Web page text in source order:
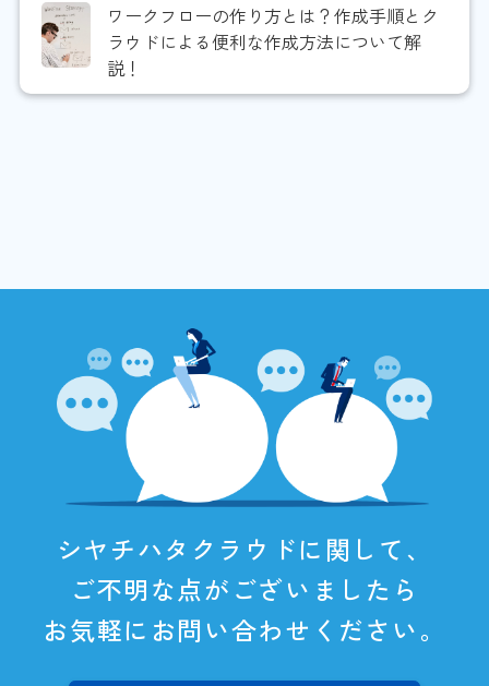
ワークフローの作り方とは？作成手順とク
ラウドによる便利な作成方法について解
説！
シヤチハタクラウドに関して、
ご不明な点がございましたら
お気軽にお問い合わせください。